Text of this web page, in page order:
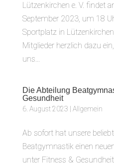
Lützenkirchen e. V. findet
September 2023, um 18
Sportplatz in
Mitglieder herzlich dazu
uns...
Die Abteilung
Gesundheit
6. August 2023 Allgemein
Ab sofort hat unsere
Beatgymnastik einen
unter Fitness &